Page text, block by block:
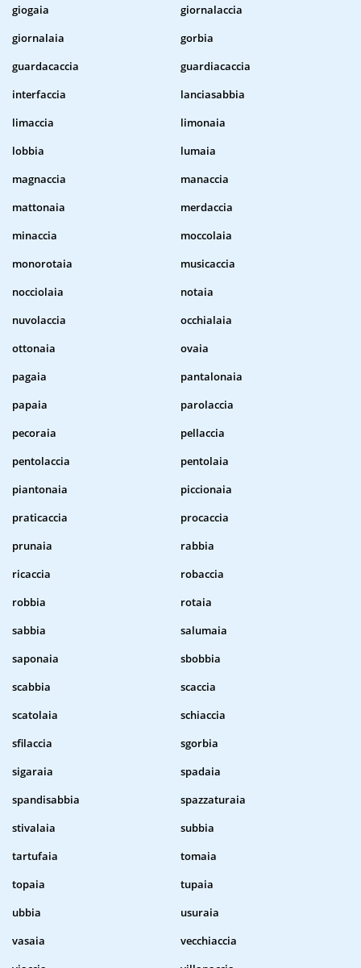
giogaia
giornalaccia
giornalaia
gorbia
guardacaccia
guardiacaccia
interfaccia
lanciasabbia
limaccia
limonaia
lobbia
lumaia
magnaccia
manaccia
mattonaia
merdaccia
minaccia
moccolaia
monorotaia
musicaccia
nocciolaia
notaia
nuvolaccia
occhialaia
ottonaia
ovaia
pagaia
pantalonaia
papaia
parolaccia
pecoraia
pellaccia
pentolaccia
pentolaia
piantonaia
piccionaia
praticaccia
procaccia
prunaia
rabbia
ricaccia
robaccia
robbia
rotaia
sabbia
salumaia
saponaia
sbobbia
scabbia
scaccia
scatolaia
schiaccia
sfilaccia
sgorbia
sigaraia
spadaia
spandisabbia
spazzaturaia
stivalaia
subbia
tartufaia
tomaia
topaia
tupaia
ubbia
usuraia
vasaia
vecchiaccia